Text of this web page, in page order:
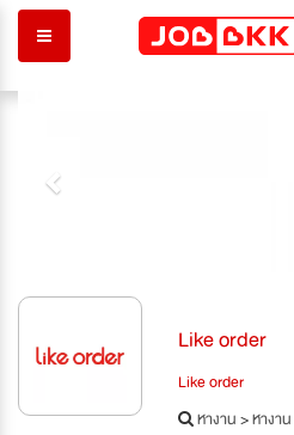
Like order
Like order
หางาน>หางาน